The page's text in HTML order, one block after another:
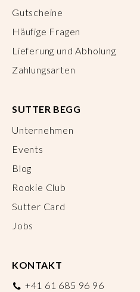
Gutscheine
Häufige Fragen
Lieferung und Abholung
Zahlungsarten
SUTTER BEGG
Unternehmen
Events
Blog
Rookie Club
Sutter Card
Jobs
KONTAKT
+41 61 685 96 96